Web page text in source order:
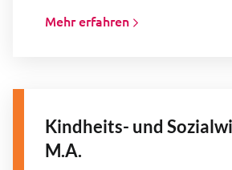
Mehr erfahren
Kindheits- und
M.A.